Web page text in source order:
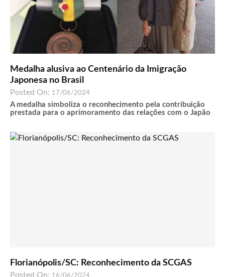
Medalha alusiva ao Centenário da Imigração
Japonesa no Brasil
Posted On: 17/06/2024
A medalha simboliza o reconhecimento pela contribuição
prestada para o aprimoramento das relações com o Japão
Florianópolis/SC: Reconhecimento da SCGAS
Posted On: 16/06/2024